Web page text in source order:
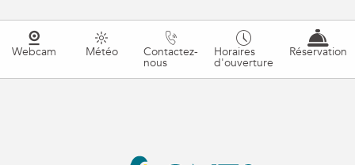
Webcam Météo Contactez-
nous
Horaires
d'ouverture
Réservation